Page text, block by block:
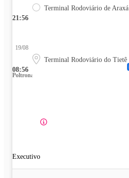
21:56
Terminal Rodoviário de Araxá
08:56
19/08
Terminal Rodoviário do Tietê
Poltrona
Executivo